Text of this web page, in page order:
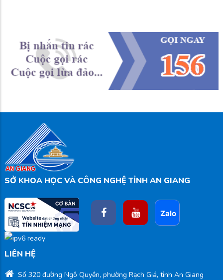
SỞ KHOA HỌC VÀ CÔNG NGHỆ TỈNH AN GIANG
LIÊN HỆ
Số 320 đường Ngô Quyền, phường Rạch Giá, tỉnh An Giang